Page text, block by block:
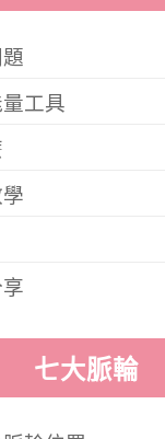
工具
七大脈輪